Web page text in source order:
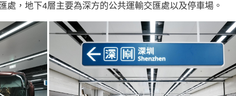
處，地下4層主要為深方的公共運輸交匯處以及停車場。